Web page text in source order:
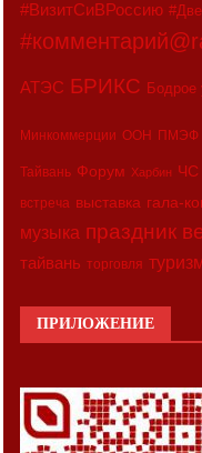
#ВизитСиВРоссию
АТЭС БРИКС Бодрое
Минкоммерции ООН ПМЭФ
Тайвань Форум Харбин ЧС
встреча выставка гала-
музыка праздник
тайвань торговля
ПРИЛОЖЕНИЕ